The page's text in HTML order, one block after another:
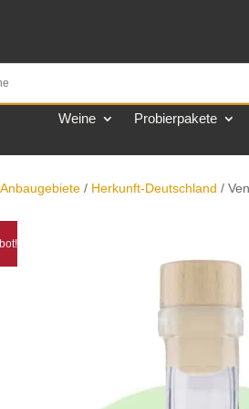
Weine Probierpakete
Anbaugebiete / Herkunft-Deutschland /